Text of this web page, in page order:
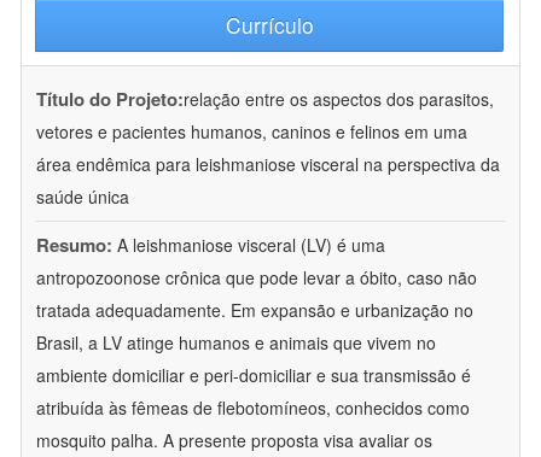
Currículo
Título do Projeto:relação entre os aspectos dos parasitos,
vetores e pacientes humanos, caninos e felinos em uma
área endêmica para leishmaniose visceral na perspectiva da
saúde única
Resumo: A leishmaniose visceral (LV) é uma
antropozoonose crônica que pode levar a óbito, caso não
tratada adequadamente. Em expansão e urbanização no
Brasil, a LV atinge humanos e animais que vivem no
ambiente domiciliar e peri-domiciliar e sua transmissão é
atribuída às fêmeas de flebotomíneos, conhecidos como
mosquito palha. A presente proposta visa avaliar os